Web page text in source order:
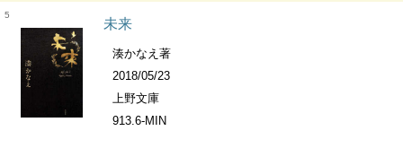
5
未来
湊かなえ著
2018/05/23
上野文庫
913.6-MIN